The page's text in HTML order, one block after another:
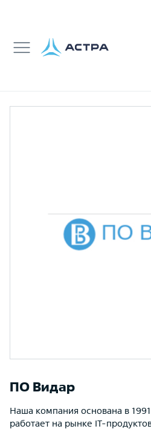
ПО Видар
Наша компания основана в
работает на рынке IT-